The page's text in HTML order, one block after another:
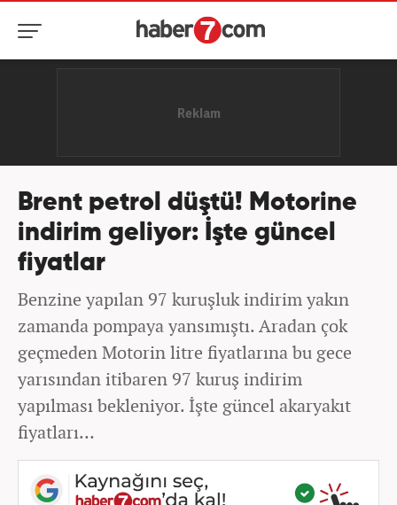
Brent petrol düştü! Motorine
indirim geliyor: İşte güncel
fiyatlar
Benzine yapılan 97 kuruşluk indirim yakın
zamanda pompaya yansımıştı. Aradan çok
geçmeden Motorin litre fiyatlarına bu gece
yarısından itibaren 97 kuruş indirim
yapılması bekleniyor. İşte güncel akaryakıt
fiyatları…